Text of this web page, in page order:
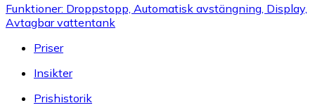
Funktioner: Droppstopp, Automatisk avstängning, Display,
Avtagbar vattentank
Priser
Insikter
Prishistorik